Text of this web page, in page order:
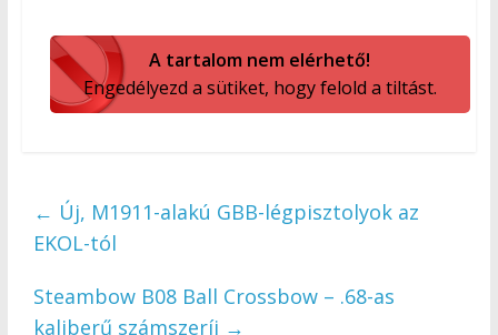
A tartalom nem elérhető!
Engedélyezd a sütiket, hogy felold a tiltást.
← Új, M1911-alakú GBB-légpisztolyok az
EKOL-tól
Steambow B08 Ball Crossbow – .68-as
kaliberű számszeríj →